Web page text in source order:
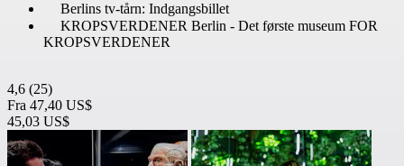
Berlins tv-tårn: Indgangsbillet
KROPSVERDENER Berlin - Det første museum FOR
KROPSVERDENER
4,6 (25)
Fra 47,40 US$
45,03 US$